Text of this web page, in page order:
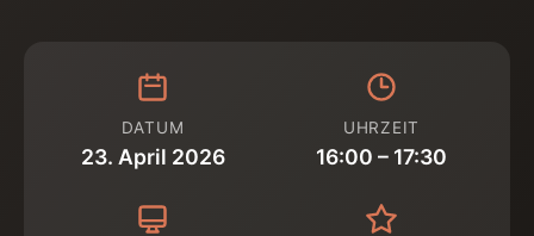
DATUM
23. April 2026
UHRZEIT
16:00 – 17:30